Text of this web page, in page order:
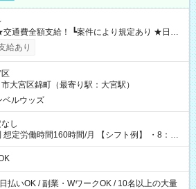
り） ┗働いたその日に現金GET♪ お仕事後はコ
い分を引き落とせます！ 【試用期間】試
給あり
大宮区錦町（最寄り駅：大宮駅）
ベルウッズ
し
間160時間/月 【シフト例】 ・8：00
払いOK / 副業・WワークOK / 10名以上の大量